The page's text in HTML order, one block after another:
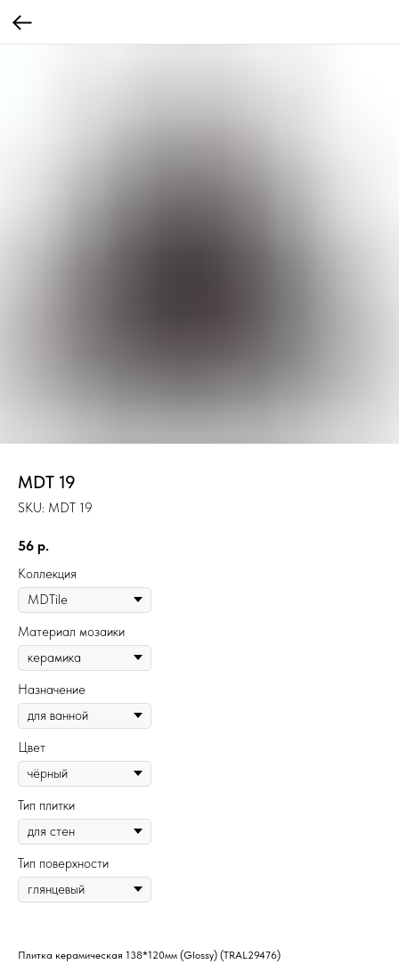
MDT 19
SKU: MDT 19
56 р.
Коллекция
Материал мозаики
Назначение
Цвет
Тип плитки
Тип поверхности
Плитка керамическая 138*120мм (Glossy) (TRAL29476)